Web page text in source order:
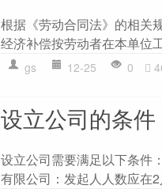
根据《劳动合同法》的相关
经济补偿按劳动者在本单位
gs 12-25 0
设立公司的条件
设立公司需要满足以下条件
有限公司：发起人人数应在